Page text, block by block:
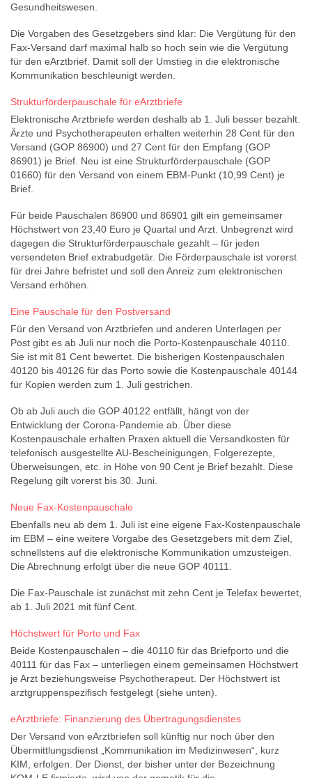
Gesundheitswesen.
Die Vorgaben des Gesetzgebers sind klar: Die Vergütung für den
Fax-Versand darf maximal halb so hoch sein wie die Vergütung
für den eArztbrief. Damit soll der Umstieg in die elektronische
Kommunikation beschleunigt werden.
Strukturförderpauschale für eArztbriefe
Elektronische Arztbriefe werden deshalb ab 1. Juli besser bezahlt.
Ärzte und Psychotherapeuten erhalten weiterhin 28 Cent für den
Versand (GOP 86900) und 27 Cent für den Empfang (GOP
86901) je Brief. Neu ist eine Strukturförderpauschale (GOP
01660) für den Versand von einem EBM-Punkt (10,99 Cent) je
Brief.
Für beide Pauschalen 86900 und 86901 gilt ein gemeinsamer
Höchstwert von 23,40 Euro je Quartal und Arzt. Unbegrenzt wird
dagegen die Strukturförderpauschale gezahlt – für jeden
versendeten Brief extrabudgetär. Die Förderpauschale ist vorerst
für drei Jahre befristet und soll den Anreiz zum elektronischen
Versand erhöhen.
Eine Pauschale für den Postversand
Für den Versand von Arztbriefen und anderen Unterlagen per
Post gibt es ab Juli nur noch die Porto-Kostenpauschale 40110.
Sie ist mit 81 Cent bewertet. Die bisherigen Kostenpauschalen
40120 bis 40126 für das Porto sowie die Kostenpauschale 40144
für Kopien werden zum 1. Juli gestrichen.
Ob ab Juli auch die GOP 40122 entfällt, hängt von der
Entwicklung der Corona-Pandemie ab. Über diese
Kostenpauschale erhalten Praxen aktuell die Versandkosten für
telefonisch ausgestellte AU-Bescheinigungen, Folgerezepte,
Überweisungen, etc. in Höhe von 90 Cent je Brief bezahlt. Diese
Regelung gilt vorerst bis 30. Juni.
Neue Fax-Kostenpauschale
Ebenfalls neu ab dem 1. Juli ist eine eigene Fax-Kostenpauschale
im EBM – eine weitere Vorgabe des Gesetzgebers mit dem Ziel,
schnellstens auf die elektronische Kommunikation umzusteigen.
Die Abrechnung erfolgt über die neue GOP 40111.
Die Fax-Pauschale ist zunächst mit zehn Cent je Telefax bewertet,
ab 1. Juli 2021 mit fünf Cent.
Höchstwert für Porto und Fax
Beide Kostenpauschalen – die 40110 für das Briefporto und die
40111 für das Fax – unterliegen einem gemeinsamen Höchstwert
je Arzt beziehungsweise Psychotherapeut. Der Höchstwert ist
arztgruppenspezifisch festgelegt (siehe unten).
eArztbriefe: Finanzierung des Übertragungsdienstes
Der Versand von eArztbriefen soll künftig nur noch über den
Übermittlungsdienst „Kommunikation im Medizinwesen“, kurz
KIM, erfolgen. Der Dienst, der bisher unter der Bezeichnung